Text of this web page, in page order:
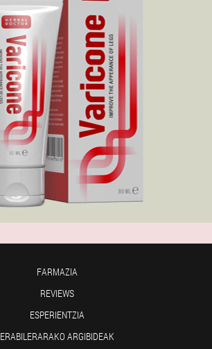
FARMAZIA
REVIEWS
ESPERIENTZIA
ERABILERARAKO ARGIBIDEAK